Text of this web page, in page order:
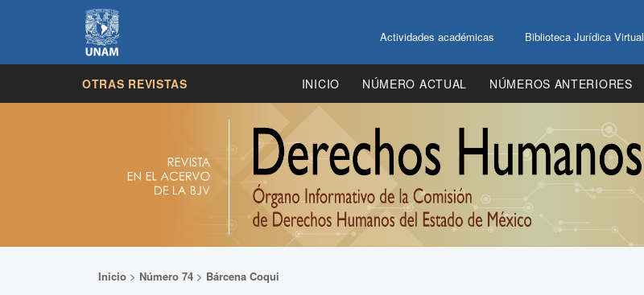
Actividades académicas Biblioteca Jurídica Virtual
OTRAS REVISTAS INICIO NÚMERO ACTUAL NÚMEROS ANTERIORES
Inicio > Número 74 > Bárcena Coqui